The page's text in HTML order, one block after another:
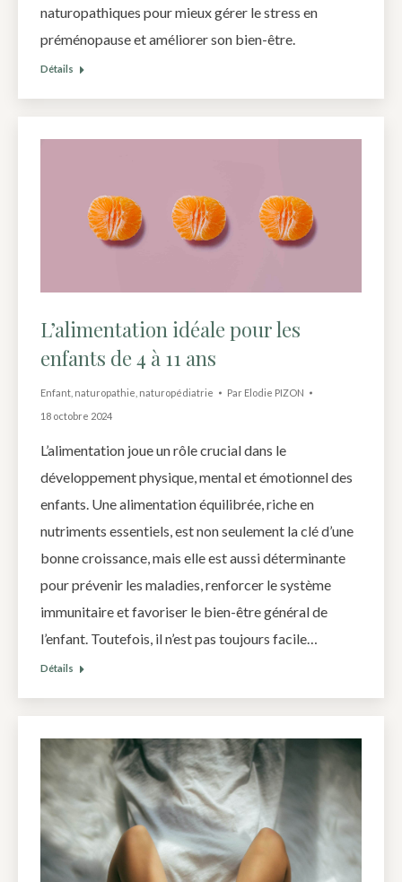
naturopathiques pour mieux gérer le stress en
préménopause et améliorer son bien-être.
Détails
L’alimentation idéale pour les
enfants de 4 à 11 ans
Enfant naturopathie naturopédiatrie Par Elodie PIZON
18 octobre 2024
L’alimentation joue un rôle crucial dans le
développement physique, mental et émotionnel des
enfants. Une alimentation équilibrée, riche en
nutriments essentiels, est non seulement la clé d’une
bonne croissance, mais elle est aussi déterminante
pour prévenir les maladies, renforcer le système
immunitaire et favoriser le bien-être général de
l’enfant. Toutefois, il n’est pas toujours facile…
Détails